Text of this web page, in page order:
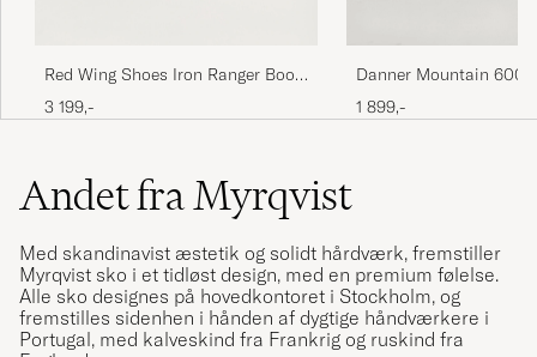
Red Wing Shoes Iron Ranger Boot
Copper Rough/Though Leather
3 199,-
Danner Mountain 600
Trail Boot Olive
1 899,-
Andet fra Myrqvist
Med skandinavist æstetik og solidt hårdværk, fremstiller
Myrqvist sko i et tidløst design, med en premium følelse.
Alle sko designes på hovedkontoret i Stockholm, og
fremstilles sidenhen i hånden af dygtige håndværkere i
Portugal, med kalveskind fra Frankrig og ruskind fra